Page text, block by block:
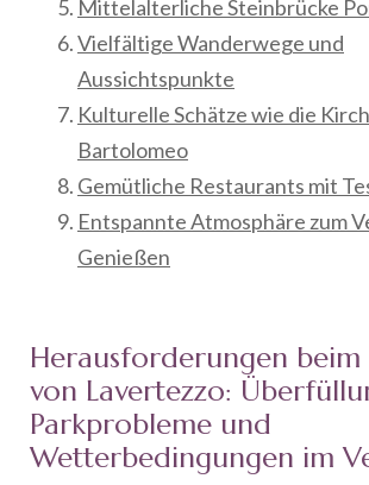
Mittelalterliche Steinbrücke
Vielfältige Wanderwege und
Aussichtspunkte
Kulturelle Schätze wie die
Bartolomeo
Gemütliche Restaurants mit
Entspannte Atmosphäre zum
Genießen
Herausforderungen beim
von Lavertezzo:
Parkprobleme und
Wetterbedingungen im